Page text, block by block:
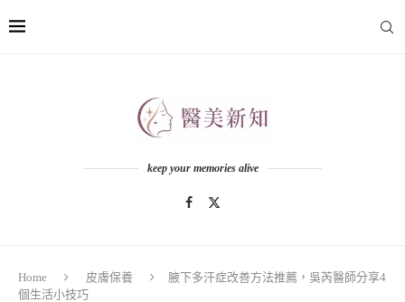
keep your memories alive
Home 皮膚保養
腋下多汗症改善方法推薦，吳芮醫師分享4
個生活小技巧